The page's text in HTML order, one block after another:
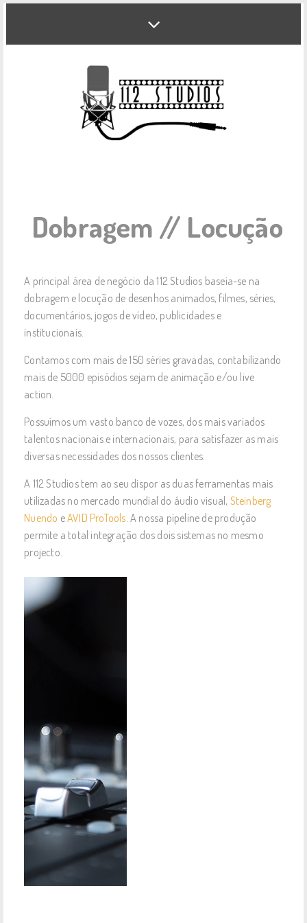
Dobragem // Locução
A principal área de negócio da 112 Studios baseia-se na
dobragem e locução de desenhos animados, filmes, séries,
documentários, jogos de vídeo, publicidades e
institucionais.
Contamos com mais de 150 séries gravadas, contabilizando
mais de 5000 episódios sejam de animação e/ou live
action.
Possuímos um vasto banco de vozes, dos mais variados
talentos nacionais e internacionais, para satisfazer as mais
diversas necessidades dos nossos clientes.
A 112 Studios tem ao seu dispor as duas ferramentas mais
utilizadas no mercado mundial do áudio visual, Steinberg
Nuendo eAVID ProTools . A nossa pipeline de produção
permite a total integração dos dois sistemas no mesmo
projecto.